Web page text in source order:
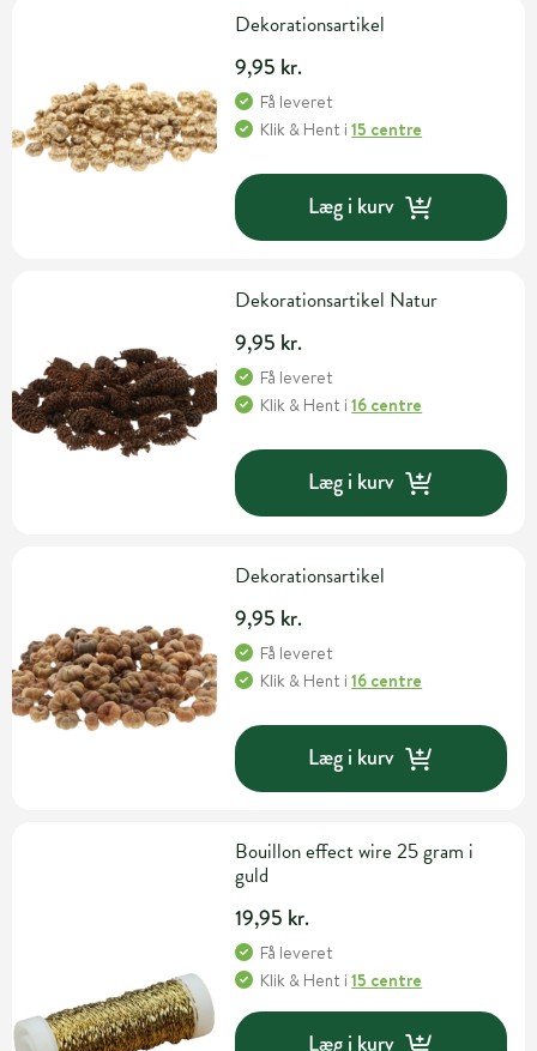
Dekorationsartikel
9,95 kr.
Få leveret
Klik & Hent i15 centre
Læg i kurv
Dekorationsartikel Natur
9,95 kr.
Få leveret
Klik & Hent i16 centre
Læg i kurv
Dekorationsartikel
9,95 kr.
Få leveret
Klik & Hent i16 centre
Læg i kurv
Bouillon effect wire 25 gram i
guld
19,95 kr.
Få leveret
Klik & Hent i15 centre
Læg i kurv